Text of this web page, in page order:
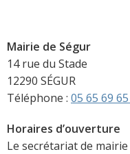
Mairie de Ségur
14 rue du Stade
12290 SÉGUR
Téléphone : 05 65 69
Horaires d’ouverture
Le secrétariat de